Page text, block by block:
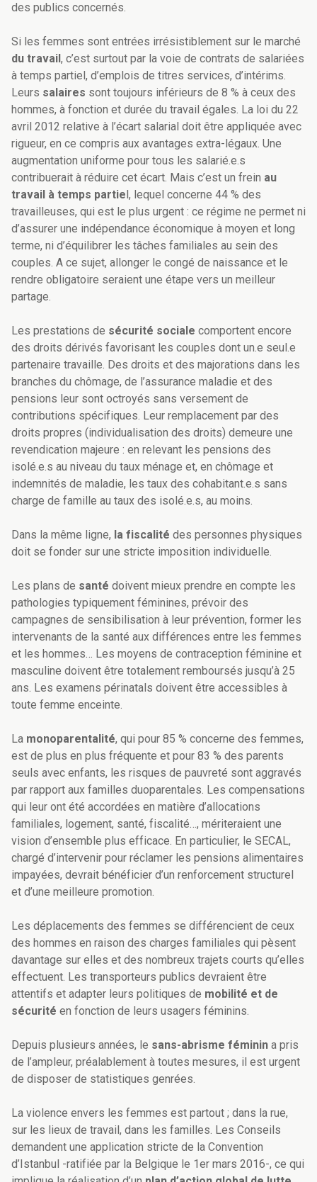
des publics concernés.
Si les femmes sont entrées irrésistiblement sur le marché
du travail , c’est surtout par la voie de contrats de salariées
à temps partiel, d’emplois de titres services, d’intérims.
Leurs salaires sont toujours inférieurs de 8 % à ceux des
hommes, à fonction et durée du travail égales. La loi du 22
avril 2012 relative à l’écart salarial doit être appliquée avec
rigueur, en ce compris aux avantages extra-légaux. Une
augmentation uniforme pour tous les salarié.e.s
contribuerait à réduire cet écart. Mais c’est un frein au
travail à temps partie l, lequel concerne 44 % des
travailleuses, qui est le plus urgent : ce régime ne permet ni
d’assurer une indépendance économique à moyen et long
terme, ni d’équilibrer les tâches familiales au sein des
couples. A ce sujet, allonger le congé de naissance et le
rendre obligatoire seraient une étape vers un meilleur
partage.
Les prestations de sécurité sociale comportent encore
des droits dérivés favorisant les couples dont un.e seul.e
partenaire travaille. Des droits et des majorations dans les
branches du chômage, de l’assurance maladie et des
pensions leur sont octroyés sans versement de
contributions spécifiques. Leur remplacement par des
droits propres (individualisation des droits) demeure une
revendication majeure : en relevant les pensions des
isolé.e.s au niveau du taux ménage et, en chômage et
indemnités de maladie, les taux des cohabitant.e.s sans
charge de famille au taux des isolé.e.s, au moins.
Dans la même ligne, la fiscalité des personnes physiques
doit se fonder sur une stricte imposition individuelle.
Les plans de santé doivent mieux prendre en compte les
pathologies typiquement féminines, prévoir des
campagnes de sensibilisation à leur prévention, former les
intervenants de la santé aux différences entre les femmes
et les hommes… Les moyens de contraception féminine et
masculine doivent être totalement remboursés jusqu’à 25
ans. Les examens périnatals doivent être accessibles à
toute femme enceinte.
La monoparentalité, qui pour 85 % concerne des femmes,
est de plus en plus fréquente et pour 83 % des parents
seuls avec enfants, les risques de pauvreté sont aggravés
par rapport aux familles duoparentales. Les compensations
qui leur ont été accordées en matière d’allocations
familiales, logement, santé, fiscalité…, mériteraient une
vision d’ensemble plus efficace. En particulier, le SECAL,
chargé d’intervenir pour réclamer les pensions alimentaires
impayées, devrait bénéficier d’un renforcement structurel
et d’une meilleure promotion.
Les déplacements des femmes se différencient de ceux
des hommes en raison des charges familiales qui pèsent
davantage sur elles et des nombreux trajets courts qu’elles
effectuent. Les transporteurs publics devraient être
attentifs et adapter leurs politiques de mobilité et de
sécurité en fonction de leurs usagers féminins.
Depuis plusieurs années, le sans-abrisme féminin a pris
de l’ampleur, préalablement à toutes mesures, il est urgent
de disposer de statistiques genrées.
La violence envers les femmes est partout ; dans la rue,
sur les lieux de travail, dans les familles. Les Conseils
demandent une application stricte de la Convention
d’Istanbul -ratifiée par la Belgique le 1er mars 2016-, ce qui